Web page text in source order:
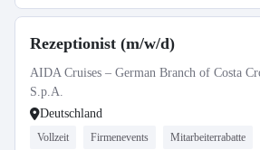
Rezeptionist (m/w/d)
AIDA Cruises – German Branch of Costa
S.p.A.
Deutschland
Vollzeit Firmenevents Mitarbeiterrabatte